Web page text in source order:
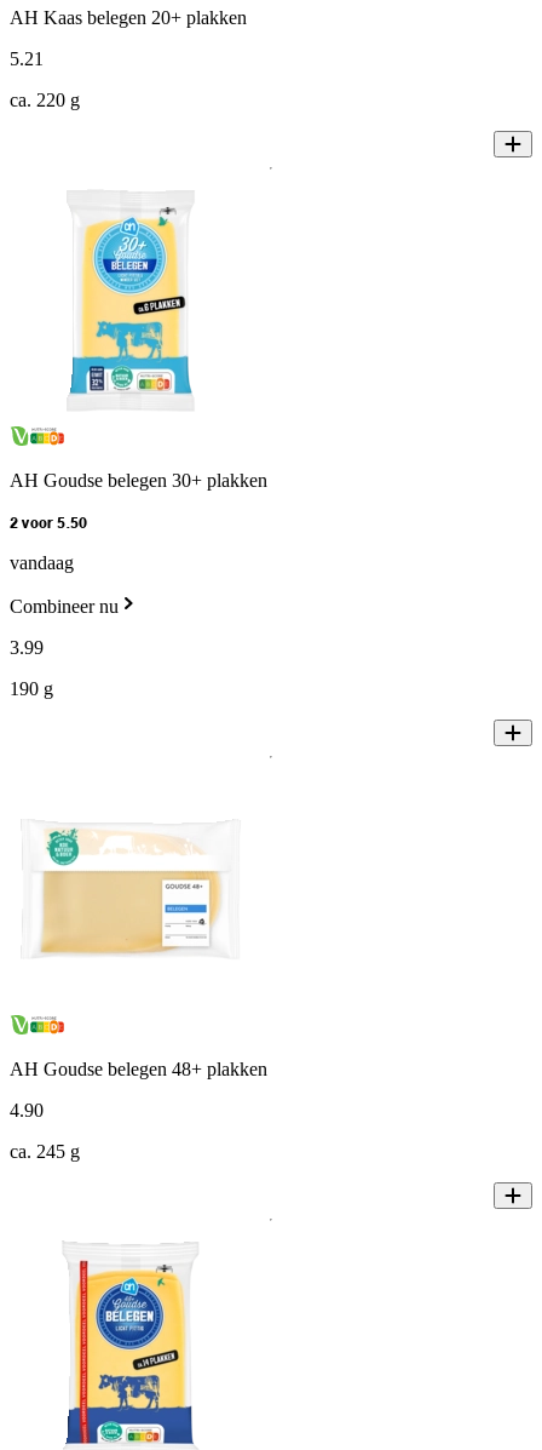
AH Kaas belegen 20+ plakken
5.21
ca. 220 g
AH Goudse belegen 30+ plakken
2 voor 5.50
vandaag
Combineer nu
3.99
190 g
AH Goudse belegen 48+ plakken
4.90
ca. 245 g